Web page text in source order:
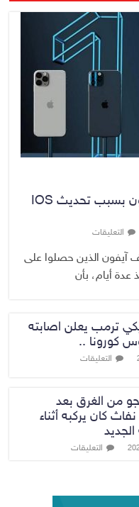
القبض على عدد من
ومعقبين
مستندات وأختام
مشكلات خطيرة فى هواتف آيفون بسبب تحديث IOS
التعليقات
آيفون الذين حصلوا على
ترمب يعلن اصابته
كورونا ..
التعليقات
من الغرق بعد
كان يركبه أثناء
التعليقات